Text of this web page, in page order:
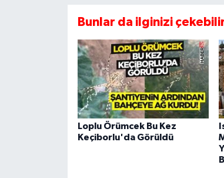
Bunlar da ilginizi
Loplu Örümcek Bu Kez
Keçiborlu'da Görüldü